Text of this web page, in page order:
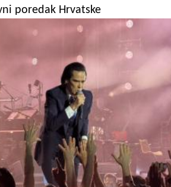
poredak Hrvatske